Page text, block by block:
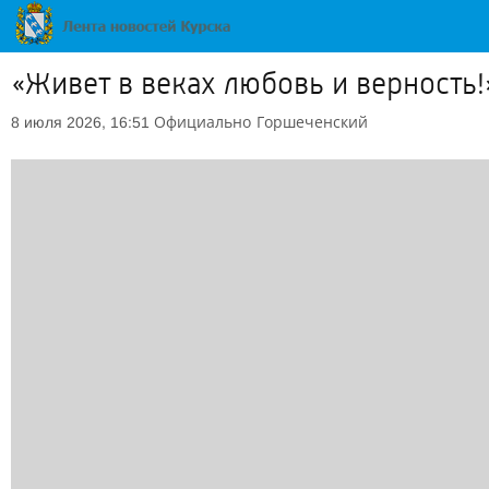
«Живет в веках любовь и
8 июля 2026, 16:51 Официально Горшеченский